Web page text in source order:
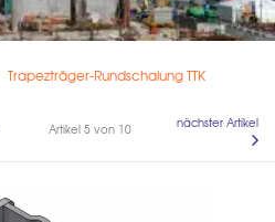
Trapezträger-Rundschalung TTK
Artikel 5 von 10 nächster Artikel